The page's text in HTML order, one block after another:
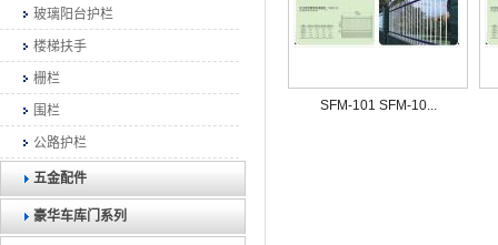
玻璃阳台护栏
楼梯扶手
栅栏
围栏
公路护栏
五金配件
豪华车库门系列
SFM-101 SFM-10...